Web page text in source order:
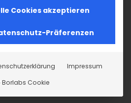
Cookies akzeptieren
Präferenzen
Impressum
Borlabs Cookie